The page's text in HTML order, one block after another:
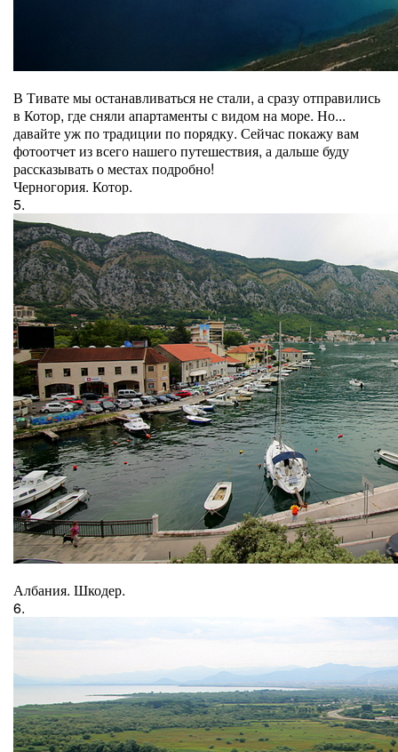
В Тивате мы останавливаться не стали, а сразу отправились
в Котор, где сняли апартаменты с видом на море. Но...
давайте уж по традиции по порядку. Сейчас покажу вам
фотоотчет из всего нашего путешествия, а дальше буду
рассказывать о местах подробно!
Черногория. Котор.
5.
Албания. Шкодер.
6.